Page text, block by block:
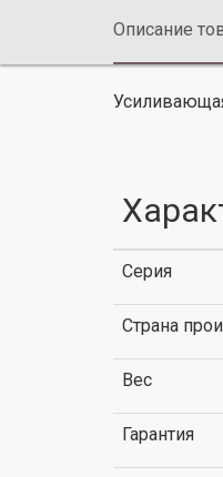
Описание
Серия
Страна
Вес
Гарантия